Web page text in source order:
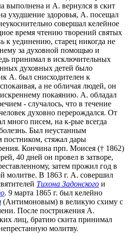
выполнена и А. вернулся в скит
ухудшение здоровья, А. посещал
совершал келейное
время чтению творений святых
к уединению, старец никогда не
за духовной помощью и
принимал в исключительных
духовных детей было
А. был снисходителен к
а не обличая людей, он
покаянию. А. обладал
- случалось, что в течение
духовно перерождался. От
много писем, на к-рые всегда
Был неустанным
постником, стяжал дары
Кончина прп. Моисея († 1862)
40 дней он провел в затворе,
затем прожил год в
молитве. В 1863 г. А. совершил
Тихона Задонского и
. 9 марта 1865 г. был келейно
(Антимоновым) в великую схиму с
После пострижения А.
лиц, братию скита принимал
молитву.